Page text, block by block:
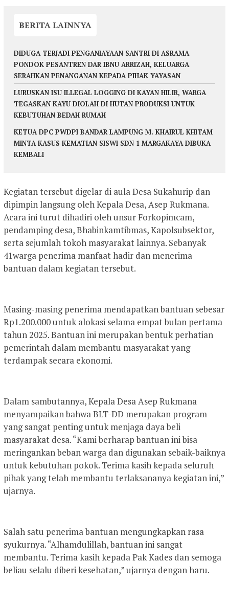
BERITA LAINNYA
DIDUGA TERJADI PENGANIAYAAN SANTRI DI ASRAMA
PONDOK PESANTREN DAR IBNU ARRIZAH, KELUARGA
SERAHKAN PENANGANAN KEPADA PIHAK YAYASAN
LURUSKAN ISU ILLEGAL LOGGING DI KAYAN HILIR, WARGA
TEGASKAN KAYU DIOLAH DI HUTAN PRODUKSI UNTUK
KEBUTUHAN BEDAH RUMAH
KETUA DPC PWDPI BANDAR LAMPUNG M. KHAIRUL KHITAM
MINTA KASUS KEMATIAN SISWI SDN 1 MARGAKAYA DIBUKA
KEMBALI
Kegiatan tersebut digelar di aula Desa Sukahurip dan
dipimpin langsung oleh Kepala Desa, Asep Rukmana.
Acara ini turut dihadiri oleh unsur Forkopimcam,
pendamping desa, Bhabinkamtibmas, Kapolsubsektor,
serta sejumlah tokoh masyarakat lainnya. Sebanyak
41warga penerima manfaat hadir dan menerima
bantuan dalam kegiatan tersebut.
Masing-masing penerima mendapatkan bantuan sebesar
Rp1.200.000 untuk alokasi selama empat bulan pertama
tahun 2025. Bantuan ini merupakan bentuk perhatian
pemerintah dalam membantu masyarakat yang
terdampak secara ekonomi.
Dalam sambutannya, Kepala Desa Asep Rukmana
menyampaikan bahwa BLT-DD merupakan program
yang sangat penting untuk menjaga daya beli
masyarakat desa. “Kami berharap bantuan ini bisa
meringankan beban warga dan digunakan sebaik-baiknya
untuk kebutuhan pokok. Terima kasih kepada seluruh
pihak yang telah membantu terlaksananya kegiatan ini,”
ujarnya.
Salah satu penerima bantuan mengungkapkan rasa
syukurnya. “Alhamdulillah, bantuan ini sangat
membantu. Terima kasih kepada Pak Kades dan semoga
beliau selalu diberi kesehatan,” ujarnya dengan haru.